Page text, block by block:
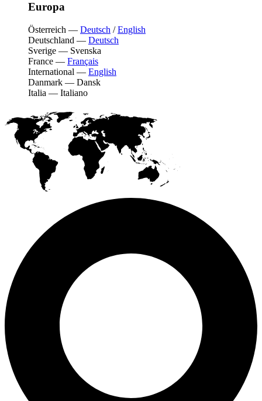
Europa
Österreich — Deutsch /English
Deutschland — Deutsch
Sverige — Svenska
France — Français
International — English
Danmark — Dansk
Italia — Italiano